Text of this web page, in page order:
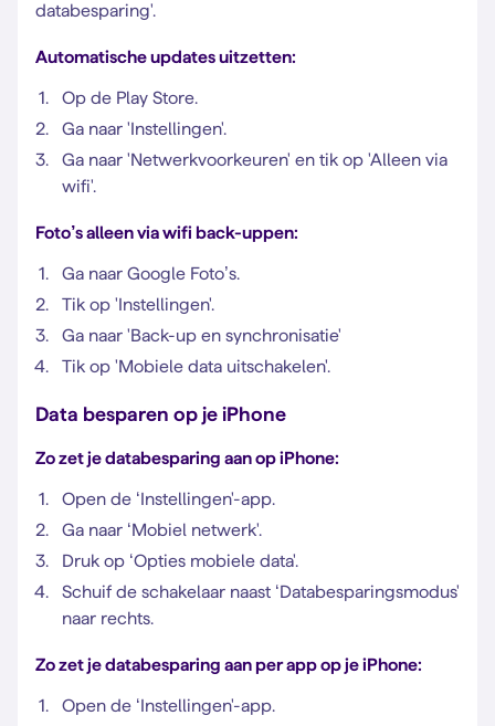
databesparing'.
Automatische updates uitzetten:
Op de Play Store.
Ga naar 'Instellingen'.
Ga naar 'Netwerkvoorkeuren' en tik op 'Alleen via
wifi'.
Foto’s alleen via wifi back-uppen:
Ga naar Google Foto’s.
Tik op 'Instellingen'.
Ga naar 'Back-up en synchronisatie'
Tik op 'Mobiele data uitschakelen'.
Data besparen op je iPhone
Zo zet je databesparing aan op iPhone:
Open de ‘Instellingen'-app.
Ga naar ‘Mobiel netwerk'.
Druk op ‘Opties mobiele data'.
Schuif de schakelaar naast ‘Databesparingsmodus'
naar rechts.
Zo zet je databesparing aan per app op je iPhone:
Open de ‘Instellingen'-app.